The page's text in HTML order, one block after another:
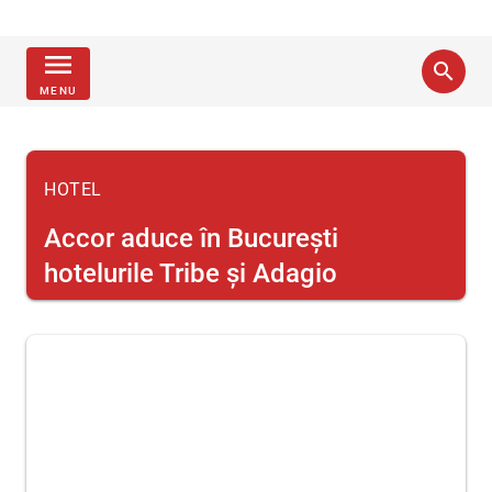
menu
MENU
search
HOTEL
Accor aduce în București
hotelurile Tribe și Adagio